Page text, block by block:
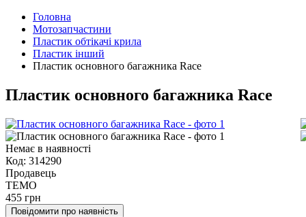
Головна
Мотозапчастини
Пластик обтікачі крила
Пластик інший
Пластик основного багажника Race
Пластик основного багажника Race
Немає в наявності
Код: 314290
Продавець
TEMO
455 грн
Повідомити про наявність